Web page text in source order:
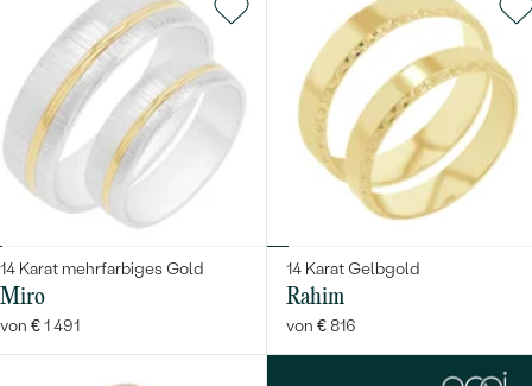
14 Karat mehrfarbiges Gold
Miro
von € 1 491
14 Karat Gelbgold
Rahim
von € 816